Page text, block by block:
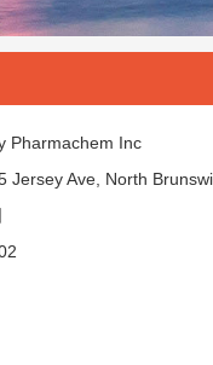
Pharmachem Inc
Jersey Ave, North